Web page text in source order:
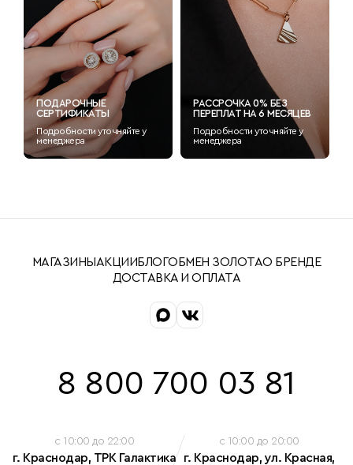
ПОДАРОЧНЫЕ
СЕРТИФИКАТЫ
Подробности уточняйте у
менеджера
РАССРОЧКА 0% БЕЗ
ПЕРЕПЛАТ НА 6 МЕСЯЦЕВ
Подробности уточняйте у
менеджера
МАГАЗИНЫ АКЦИИБЛОГОБМЕН ЗОЛОТАО БРЕНДЕ
ДОСТАВКА И ОПЛАТА
8 800 700 03 81
c 10:00 до 22:00
г. Краснодар, ТРК Галактика
c 10:00 до 20:00
г. Краснодар, ул. Красная,